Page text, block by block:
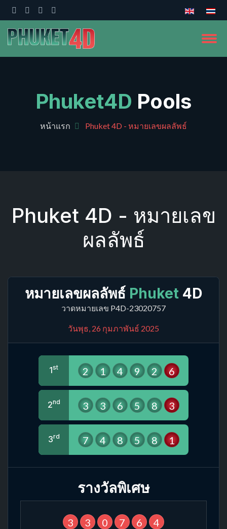
Phuket4D Pools
หน้าแรก Phuket 4D - หมายเลขผลลัพธ์
Phuket 4D - หมายเลข
ผลลัพธ์
หมายเลขผลลัพธ์ Phuket 4D
วาดหมายเลข P4D-23020757
วันพุธ, 26 กุมภาพันธ์ 2025
1st 2 1 4 9 2 6
2nd 3 3 6 5 8 3
3rd 7 4 8 5 8 1
รางวัลพิเศษ
3 3 0 7 6 4